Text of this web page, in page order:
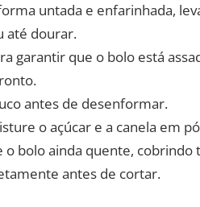
untada e enfarinhada,
até dourar.
garantir que o bolo está
antes de desenformar.
o açúcar e a canela em
o bolo ainda quente, cobrindo
antes de cortar.